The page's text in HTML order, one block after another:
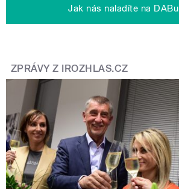
Jak nás naladíte na DABu
ZPRÁVY Z IROZHLAS.CZ